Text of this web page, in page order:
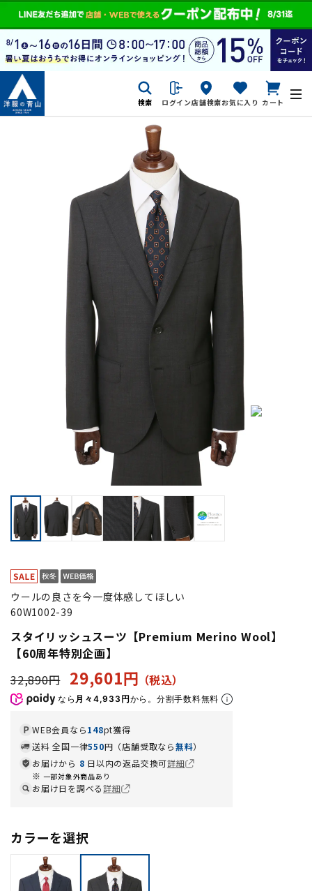
検索 ログイン店舗検索お気に入り カート
ウールの良さを今一度体感してほしい
60W1002-39
スタイリッシュスーツ【Premium Merino Wool】
【60周年特別企画】
32,890円
29,601円
なら 月々4,933円から。分割手数料無料
WEB会員なら148pt獲得
送料 全国一律550円（店舗受取なら無料）
お届けから 8 日以内の返品交換可詳細
一部対象外商品あり
お届け日を調べる詳細
カラーを選択